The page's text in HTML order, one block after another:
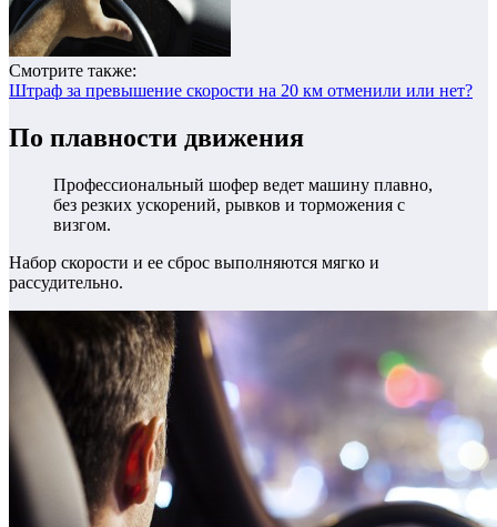
Смотрите также:
Штраф за превышение скорости на 20 км отменили или нет?
По плавности движения
Профессиональный шофер ведет машину плавно,
без резких ускорений, рывков и торможения с
визгом.
Набор скорости и ее сброс выполняются мягко и
рассудительно.